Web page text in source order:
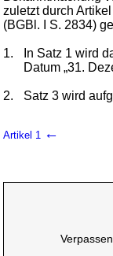
zuletzt durch
(BGBl. I S. 2834)
1.
In Satz 1 wird
Datum „31.
2. Satz 3 wird
Artikel 1 ←